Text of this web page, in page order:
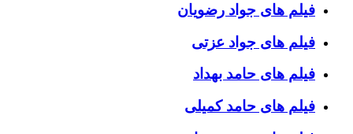
فیلم های جواد رضویان
فیلم های جواد عزتی
فیلم های حامد بهداد
فیلم های حامد کمیلی